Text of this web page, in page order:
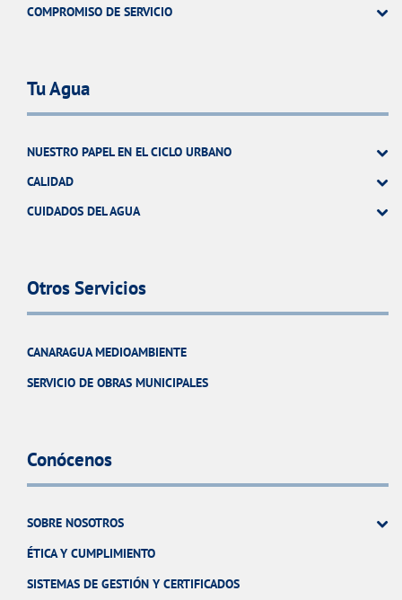
COMPROMISO DE SERVICIO
Tu Agua
NUESTRO PAPEL EN EL CICLO URBANO
CALIDAD
CUIDADOS DEL AGUA
Otros Servicios
CANARAGUA MEDIOAMBIENTE
SERVICIO DE OBRAS MUNICIPALES
Conócenos
SOBRE NOSOTROS
ÉTICA Y CUMPLIMIENTO
SISTEMAS DE GESTIÓN Y CERTIFICADOS